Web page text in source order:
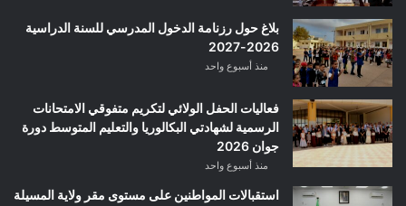
بلاغ حول رزنامة الدخول المدرسي للسنة الدراسية
2026-2027
منذ أسبوع واحد
فعاليات الحفل الولائي لتكريم متفوقي الامتحانات
الرسمية لشهادتي البكالوريا والتعليم المتوسط دورة
جوان 2026
منذ أسبوع واحد
استقبالات المواطنين على مستوى مقر ولاية المسيلة